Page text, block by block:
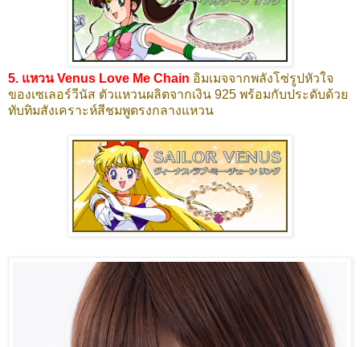
5. แหวน Venus Love Me Chain อิมเมจจากพลังโซ่รูปหัวใจ
ของเซเลอร์วีนัส ตัวแหวนผลิตจากเงิน 925 พร้อมกับประดับด้วย
ทับทิมสังเคราะห์สีชมพูตรงกลางแหวน